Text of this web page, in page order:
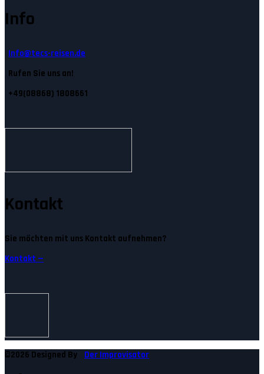
Info
Info@tecs-reisen.de
Rufen Sie uns an!
+49(08868) 1808661
Kontakt
Sie möchten mit uns Kontakt aufnehmen?
Kontakt —
©2026 Designed By Der Improvisator